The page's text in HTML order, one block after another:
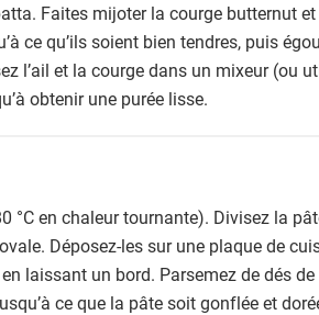
Faites mijoter la courge butternut et
ce qu’ils soient bien tendres, puis
l’ail et la courge dans un mixeur (ou
obtenir une purée lisse.
°C en chaleur tournante). Divisez la
Déposez-les sur une plaque de
laissant un bord. Parsemez de dés
ce que la pâte soit gonflée et